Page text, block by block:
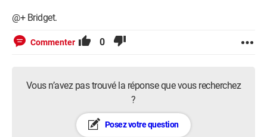
@+ Bridget.
Commenter 0
Vous n’avez pas trouvé la réponse que vous recherchez
?
Posez votre question